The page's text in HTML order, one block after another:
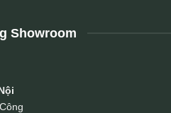
Showroom